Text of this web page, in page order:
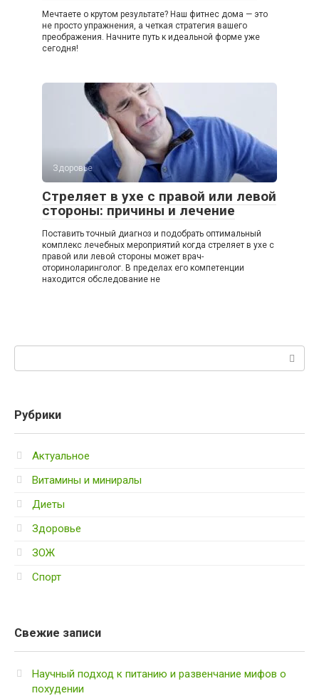
Мечтаете о крутом результате? Наш фитнес дома — это
не просто упражнения, а четкая стратегия вашего
преображения. Начните путь к идеальной форме уже
сегодня!
Здоровье
Стреляет в ухе с правой или левой
стороны: причины и лечение
Поставить точный диагноз и подобрать оптимальный
комплекс лечебных мероприятий когда стреляет в ухе с
правой или левой стороны может врач-
оториноларинголог. В пределах его компетенции
находится обследование не
Рубрики
Актуальное
Витамины и миниралы
Диеты
Здоровье
ЗОЖ
Спорт
Свежие записи
Научный подход к питанию и развенчание мифов о
похудении